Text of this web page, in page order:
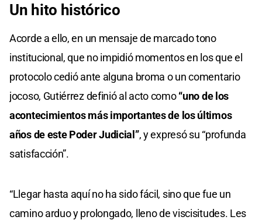
Un hito histórico
Acorde a ello, en un mensaje de marcado tono
institucional, que no impidió momentos en los que el
protocolo cedió ante alguna broma o un comentario
jocoso, Gutiérrez definió al acto como“uno de los
acontecimientos más importantes de los últimos
años de este Poder Judicial”, y expresó su “profunda
satisfacción”.
“Llegar hasta aquí no ha sido fácil, sino que fue un
camino arduo y prolongado, lleno de viscisitudes. Les